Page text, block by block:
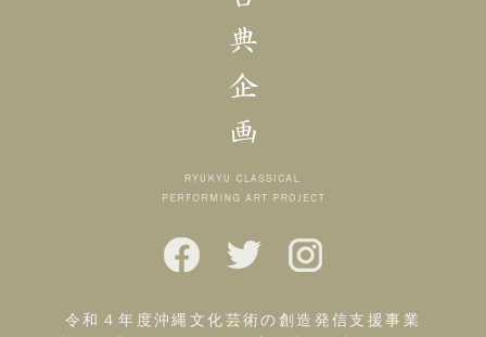
令和４年度沖縄文化芸術の創造発信支援事業